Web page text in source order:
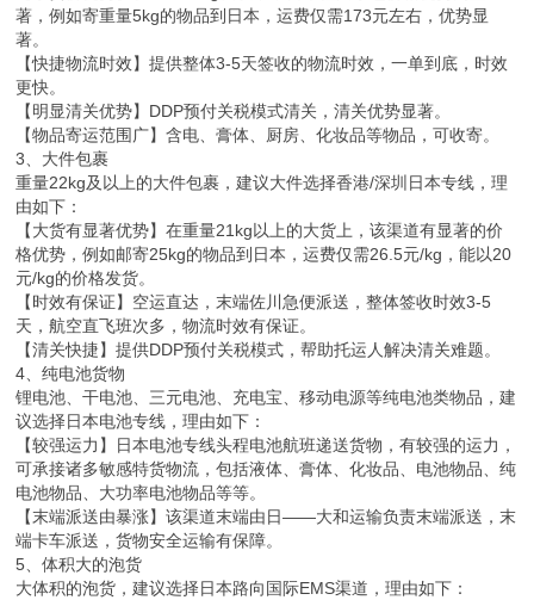
著，例如寄重量5kg的物品到日本，运费仅需173元左右，优势显
著。
【快捷物流时效】提供整体3-5天签收的物流时效，一单到底，时效
更快。
【明显清关优势】DDP预付关税模式清关，清关优势显著。
【物品寄运范围广】含电、膏体、厨房、化妆品等物品，可收寄。
3、大件包裹
重量22kg及以上的大件包裹，建议大件选择香港/深圳日本专线，理
由如下：
【大货有显著优势】在重量21kg以上的大货上，该渠道有显著的价
格优势，例如邮寄25kg的物品到日本，运费仅需26.5元/kg，能以20
元/kg的价格发货。
【时效有保证】空运直达，末端佐川急便派送，整体签收时效3-5
天，航空直飞班次多，物流时效有保证。
【清关快捷】提供DDP预付关税模式，帮助托运人解决清关难题。
4、纯电池货物
锂电池、干电池、三元电池、充电宝、移动电源等纯电池类物品，建
议选择日本电池专线，理由如下：
【较强运力】日本电池专线头程电池航班递送货物，有较强的运力，
可承接诸多敏感特货物流，包括液体、膏体、化妆品、电池物品、纯
电池物品、大功率电池物品等等。
【末端派送由暴涨】该渠道末端由日——大和运输负责末端派送，末
端卡车派送，货物安全运输有保障。
5、体积大的泡货
大体积的泡货，建议选择日本路向国际EMS渠道，理由如下：